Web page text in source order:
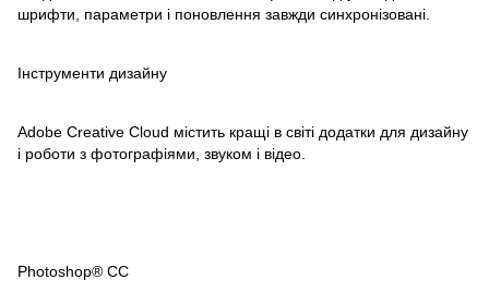
шрифти, параметри і поновлення завжди синхронізовані.
Інструменти дизайну
Adobe Creative Cloud містить кращі в світі додатки для дизайну
і роботи з фотографіями, звуком і відео.
Photoshop® CC